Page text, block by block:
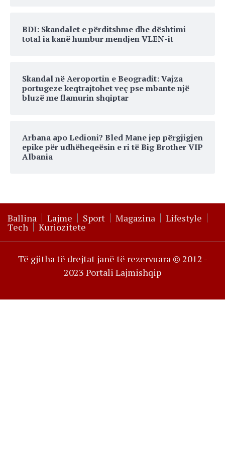
BDI: Skandalet e përditshme dhe dështimi
total ia kanë humbur mendjen VLEN-it
Skandal në Aeroportin e Beogradit: Vajza
portugeze keqtrajtohet veç pse mbante një
bluzë me flamurin shqiptar
Arbana apo Ledioni? Bled Mane jep përgjigjen
epike për udhëheqeësin e ri të Big Brother VIP
Albania
Ballina Lajme Sport Magazina Lifestyle
Tech Kuriozitete
Të gjitha të drejtat janë të rezervuara © 2012 -
2023 Portali Lajmishqip